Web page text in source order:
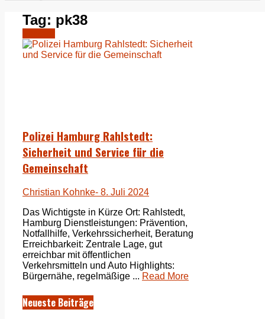
Tag: pk38
Polizei Hamburg Rahlstedt:
Sicherheit und Service für die
Gemeinschaft
Christian Kohnke- 8. Juli 2024
Das Wichtigste in Kürze Ort: Rahlstedt,
Hamburg Dienstleistungen: Prävention,
Notfallhilfe, Verkehrssicherheit, Beratung
Erreichbarkeit: Zentrale Lage, gut
erreichbar mit öffentlichen
Verkehrsmitteln und Auto Highlights:
Bürgernähe, regelmäßige ... Read More
Neueste Beiträge